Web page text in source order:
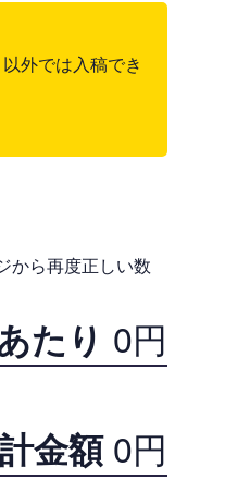
外では入稿でき
から再度正しい数
たり 0円
金額0円